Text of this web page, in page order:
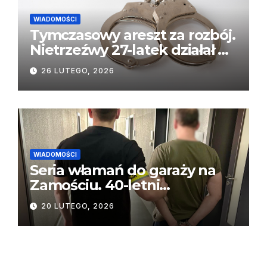
WIADOMOŚCI
Tymczasowy areszt za rozbój.
Nietrzeźwy 27-latek działał w
recydywie
26 LUTEGO, 2026
WIADOMOŚCI
Seria włamań do garaży na
Zamościu. 40-letni
mieszkaniec Piły z zarzutami
20 LUTEGO, 2026